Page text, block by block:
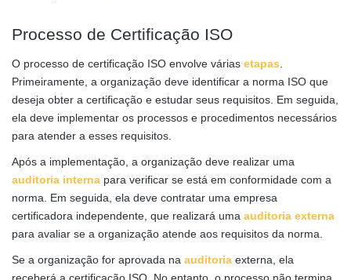
Processo de Certificação ISO
O processo de certificação ISO envolve várias etapas.
Primeiramente, a organização deve identificar a norma ISO que
deseja obter a certificação e estudar seus requisitos. Em seguida,
ela deve implementar os processos e procedimentos necessários
para atender a esses requisitos.
Após a implementação, a organização deve realizar uma
auditoria interna para verificar se está em conformidade com a
norma. Em seguida, ela deve contratar uma empresa
certificadora independente, que realizará uma auditoria externa
para avaliar se a organização atende aos requisitos da norma.
Se a organização for aprovada na auditoria externa, ela